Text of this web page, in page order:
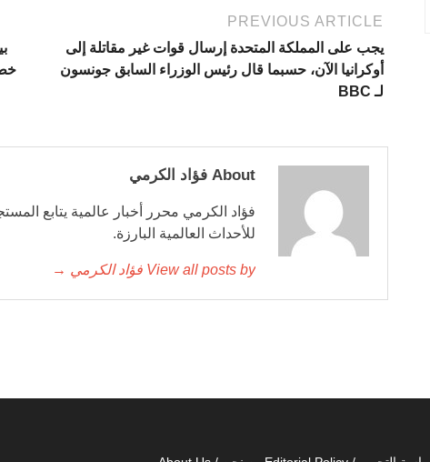
PREVIOUS ARTICLE
يجب على المملكة المتحدة إرسال قوات غير مقاتلة إلى
أوكرانيا الآن، حسبما قال رئيس الوزراء السابق جونسون
لـ BBC
About فؤاد الكرمي
فؤاد الكرمي محرر أخبار عالمية يتابع
للأحداث العالمية البارزة.
View all posts by فؤاد الكرمي →